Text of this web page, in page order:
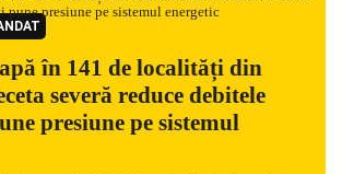
în 141 de localități din
severă reduce debitele
presiune pe sistemul